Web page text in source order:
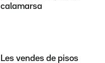
calamarsa
Les vendes de pisos